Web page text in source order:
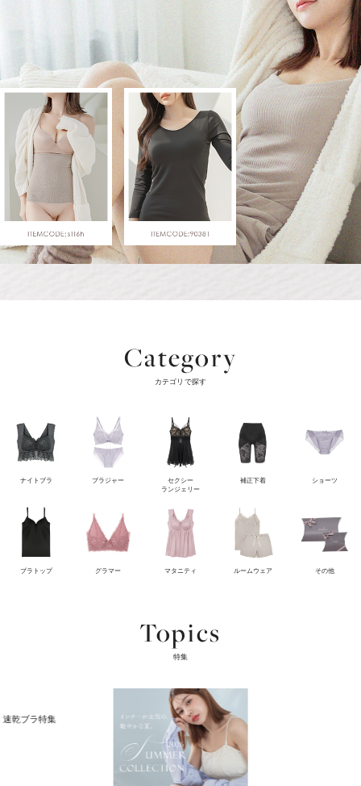
Category
カテゴリで探す
ナイトブラ ブラジャー
セクシー
ランジェリー
補正下着 ショーツ
ブラトップ グラマー マタニティ ルームウェア その他
Topics
特集
速乾ブラ特集